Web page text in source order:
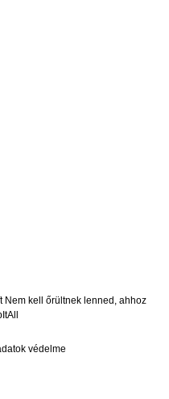
Nem kell őrültnek lenned, ahhoz
védelme